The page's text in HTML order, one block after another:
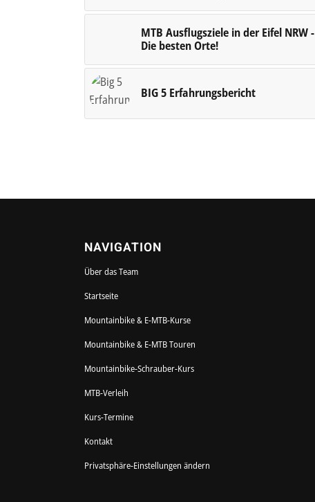
MTB Ausflugsziele in der Eifel NRW -
Die besten Orte!
BIG 5 Erfahrungsbericht
NAVIGATION
Über das Team
Startseite
Mountainbike & E-MTB-Kurse
Mountainbike & E-MTB Touren
Mountainbike-Schrauber-Kurs
MTB-Verleih
Kurs-Termine
Kontakt
Privatsphäre-Einstellungen ändern